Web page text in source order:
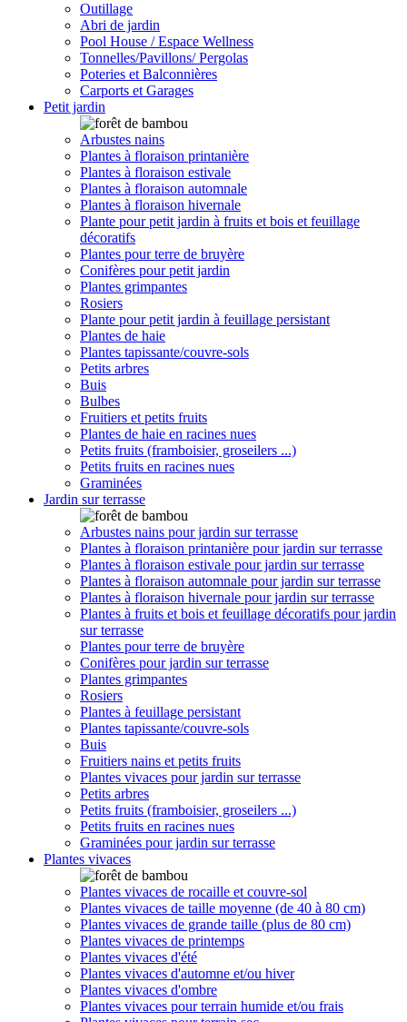
Outillage
Abri de jardin
Pool House / Espace Wellness
Tonnelles/Pavillons/ Pergolas
Poteries et Balconnières
Carports et Garages
Petit jardin
Arbustes nains
Plantes à floraison printanière
Plantes à floraison estivale
Plantes à floraison automnale
Plantes à floraison hivernale
Plante pour petit jardin à fruits et bois et feuillage
décoratifs
Plantes pour terre de bruyère
Conifères pour petit jardin
Plantes grimpantes
Rosiers
Plante pour petit jardin à feuillage persistant
Plantes de haie
Plantes tapissante/couvre-sols
Petits arbres
Buis
Bulbes
Fruitiers et petits fruits
Plantes de haie en racines nues
Petits fruits (framboisier, groseilers ...)
Petits fruits en racines nues
Graminées
Jardin sur terrasse
Arbustes nains pour jardin sur terrasse
Plantes à floraison printanière pour jardin sur terrasse
Plantes à floraison estivale pour jardin sur terrasse
Plantes à floraison automnale pour jardin sur terrasse
Plantes à floraison hivernale pour jardin sur terrasse
Plantes à fruits et bois et feuillage décoratifs pour jardin
sur terrasse
Plantes pour terre de bruyère
Conifères pour jardin sur terrasse
Plantes grimpantes
Rosiers
Plantes à feuillage persistant
Plantes tapissante/couvre-sols
Buis
Fruitiers nains et petits fruits
Plantes vivaces pour jardin sur terrasse
Petits arbres
Petits fruits (framboisier, groseilers ...)
Petits fruits en racines nues
Graminées pour jardin sur terrasse
Plantes vivaces
Plantes vivaces de rocaille et couvre-sol
Plantes vivaces de taille moyenne (de 40 à 80 cm)
Plantes vivaces de grande taille (plus de 80 cm)
Plantes vivaces de printemps
Plantes vivaces d'été
Plantes vivaces d'automne et/ou hiver
Plantes vivaces d'ombre
Plantes vivaces pour terrain humide et/ou frais